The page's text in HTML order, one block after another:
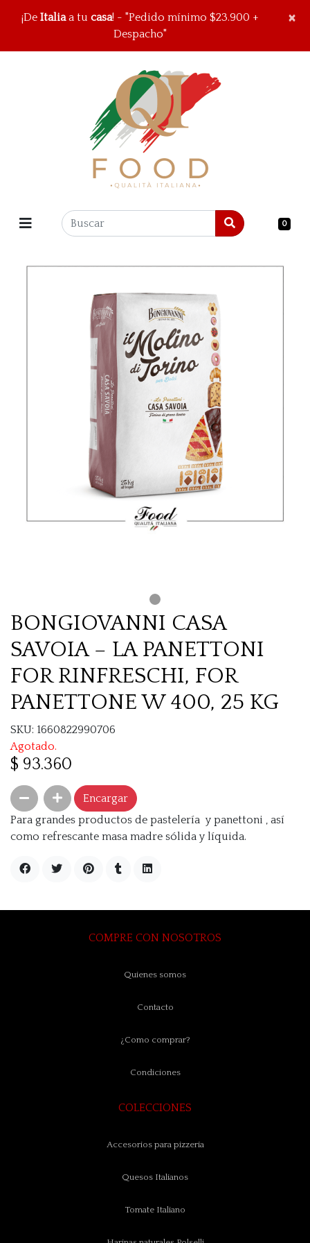
¡De Italiaa tu casa! - "Pedido mínimo $23.900 +
Despacho"
×
×
0
BONGIOVANNI CASA
SAVOIA – LA PANETTONI
FOR RINFRESCHI, FOR
PANETTONE W 400, 25 KG
SKU: 1660822990706
Agotado.
$ 93.360
Encargar
Para grandes productos de pastelería y panettoni , así
como refrescante masa madre sólida y líquida.
COMPRE CON NOSOTROS
Quienes somos
Contacto
¿Como comprar?
Condiciones
COLECCIONES
Accesorios para pizzería
Quesos Italianos
Tomate Italiano